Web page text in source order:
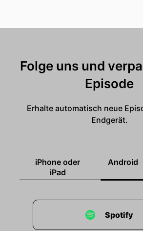
Folge uns und
Episode
Erhalte automatisch neue
Endgerät.
iPhone oder
iPad
Android
Spotify